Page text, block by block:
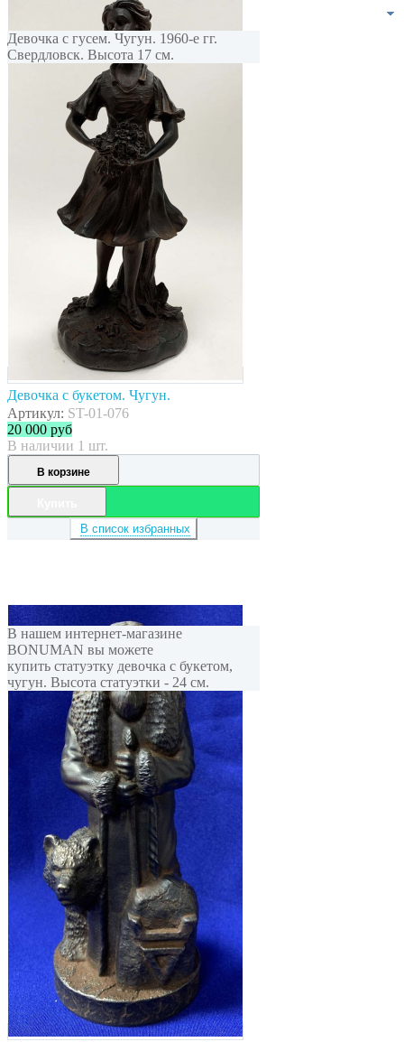
Девочка с гусем. Чугун. 1960-е гг.
Свердловск. Высота 17 см.
Девочка с букетом. Чугун.
Артикул: ST-01-076
20 000 руб
В наличии 1 шт.
В корзине
В список избранных
В нашем интернет-магазине
BONUMAN вы можете
купить статуэтку девочка с букетом,
чугун. Высота статуэтки - 24 см.